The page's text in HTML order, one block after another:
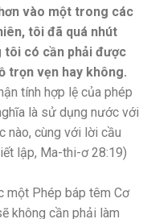
vào một trong các
tôi đã quá nhút
tôi có cần phải được
trọn vẹn hay không.
tính hợp lệ của phép
là sử dụng nước với
cùng với lời cầu
lập, Ma-thi-ơ 28:19)
một Phép báp têm Cơ
không cần phải làm